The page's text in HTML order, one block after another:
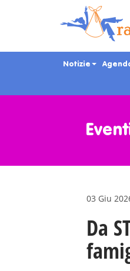
Notizie
03 Giu
Da